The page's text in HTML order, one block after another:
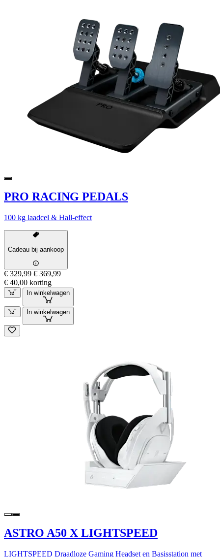
PRO RACING PEDALS
100 kg laadcel & Hall-effect
Cadeau bij aankoop
€ 329,99 € 369,99
€ 40,00 korting
In winkelwagen
In winkelwagen
ASTRO A50 X LIGHTSPEED
LIGHTSPEED Draadloze Gaming Headset en Basisstation met